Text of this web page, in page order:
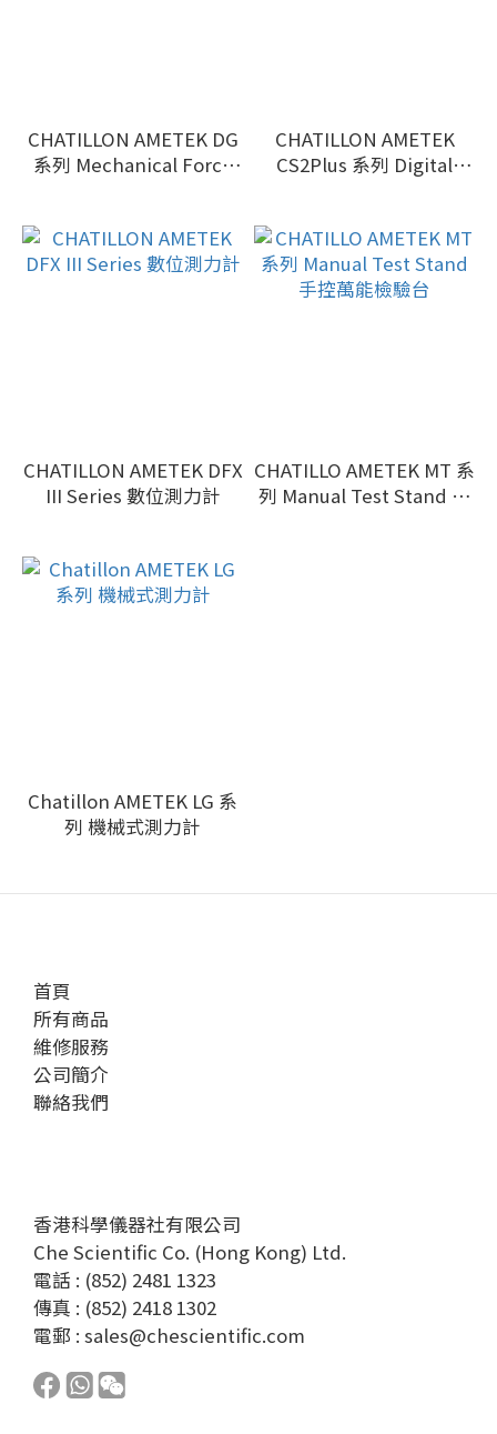
CHATILLON AMETEK DG
系列 Mechanical Force
CHATILLON AMETEK
CS2Plus 系列 Digital
CHATILLON AMETEK DFX
III Series 數位測力計
CHATILLO AMETEK MT 系
列 Manual Test Stand 手
Chatillon AMETEK LG 系
列 機械式測力計
首頁
所有商品
維修服務
公司簡介
聯絡我們
香港科學儀器社有限公司
Che Scientific Co. (Hong Kong) Ltd.
電話 : (852) 2481 1323
傳真 : (852) 2418 1302
電郵 : sales@chescientific.com